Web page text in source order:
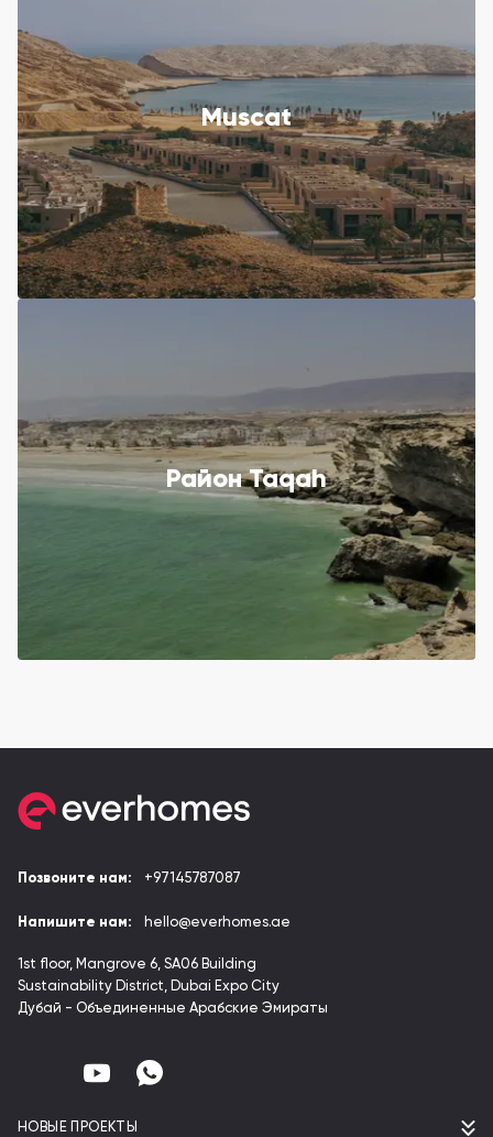
Muscat
Район Taqah
Позвоните нам: +97145787087
Напишите нам: hello@everhomes.ae
1st floor, Mangrove 6, SA06 Building
Sustainability District, Dubai Expo City
Дубай - Объединенные Арабские Эмираты
НОВЫЕ ПРОЕКТЫ